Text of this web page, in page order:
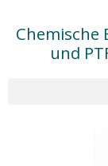
Chemische
und